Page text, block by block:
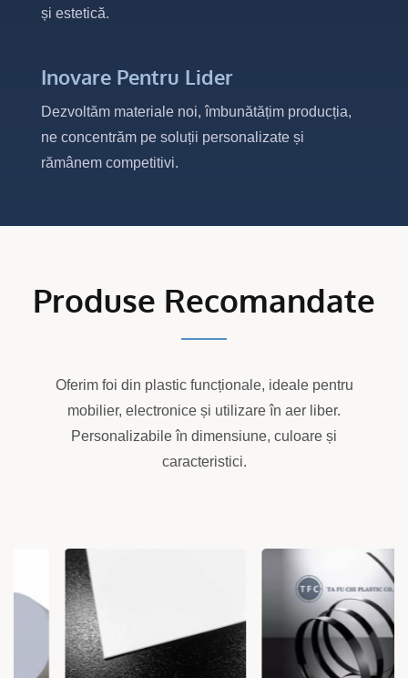
și estetică.
Inovare Pentru Lider
Dezvoltăm materiale noi, îmbunătățim producția,
ne concentrăm pe soluții personalizate și
rămânem competitivi.
Produse Recomandate
Oferim foi din plastic funcționale, ideale pentru
mobilier, electronice și utilizare în aer liber.
Personalizabile în dimensiune, culoare și
caracteristici.